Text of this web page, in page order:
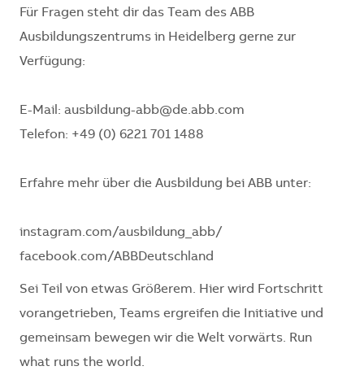
Für Fragen steht dir das Team des ABB
Ausbildungszentrums in Heidelberg gerne zur
Verfügung:
E-Mail: ausbildung-abb@de.abb.com
Telefon: +49 (0) 6221 701 1488
Erfahre mehr über die Ausbildung bei ABB unter:
instagram.com/ausbildung_abb/
facebook.com/ABBDeutschland
Sei Teil von etwas Größerem. Hier wird Fortschritt
vorangetrieben, Teams ergreifen die Initiative und
gemeinsam bewegen wir die Welt vorwärts. Run
what runs the world.